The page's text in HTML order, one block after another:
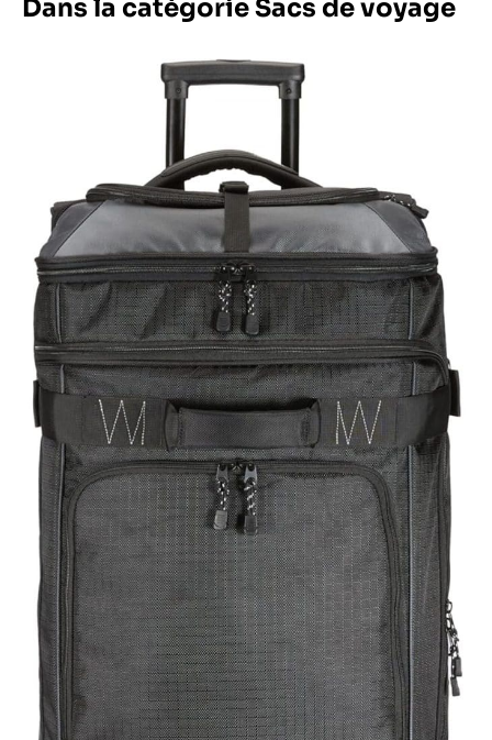
Dans la catégorie Sacs de voyage